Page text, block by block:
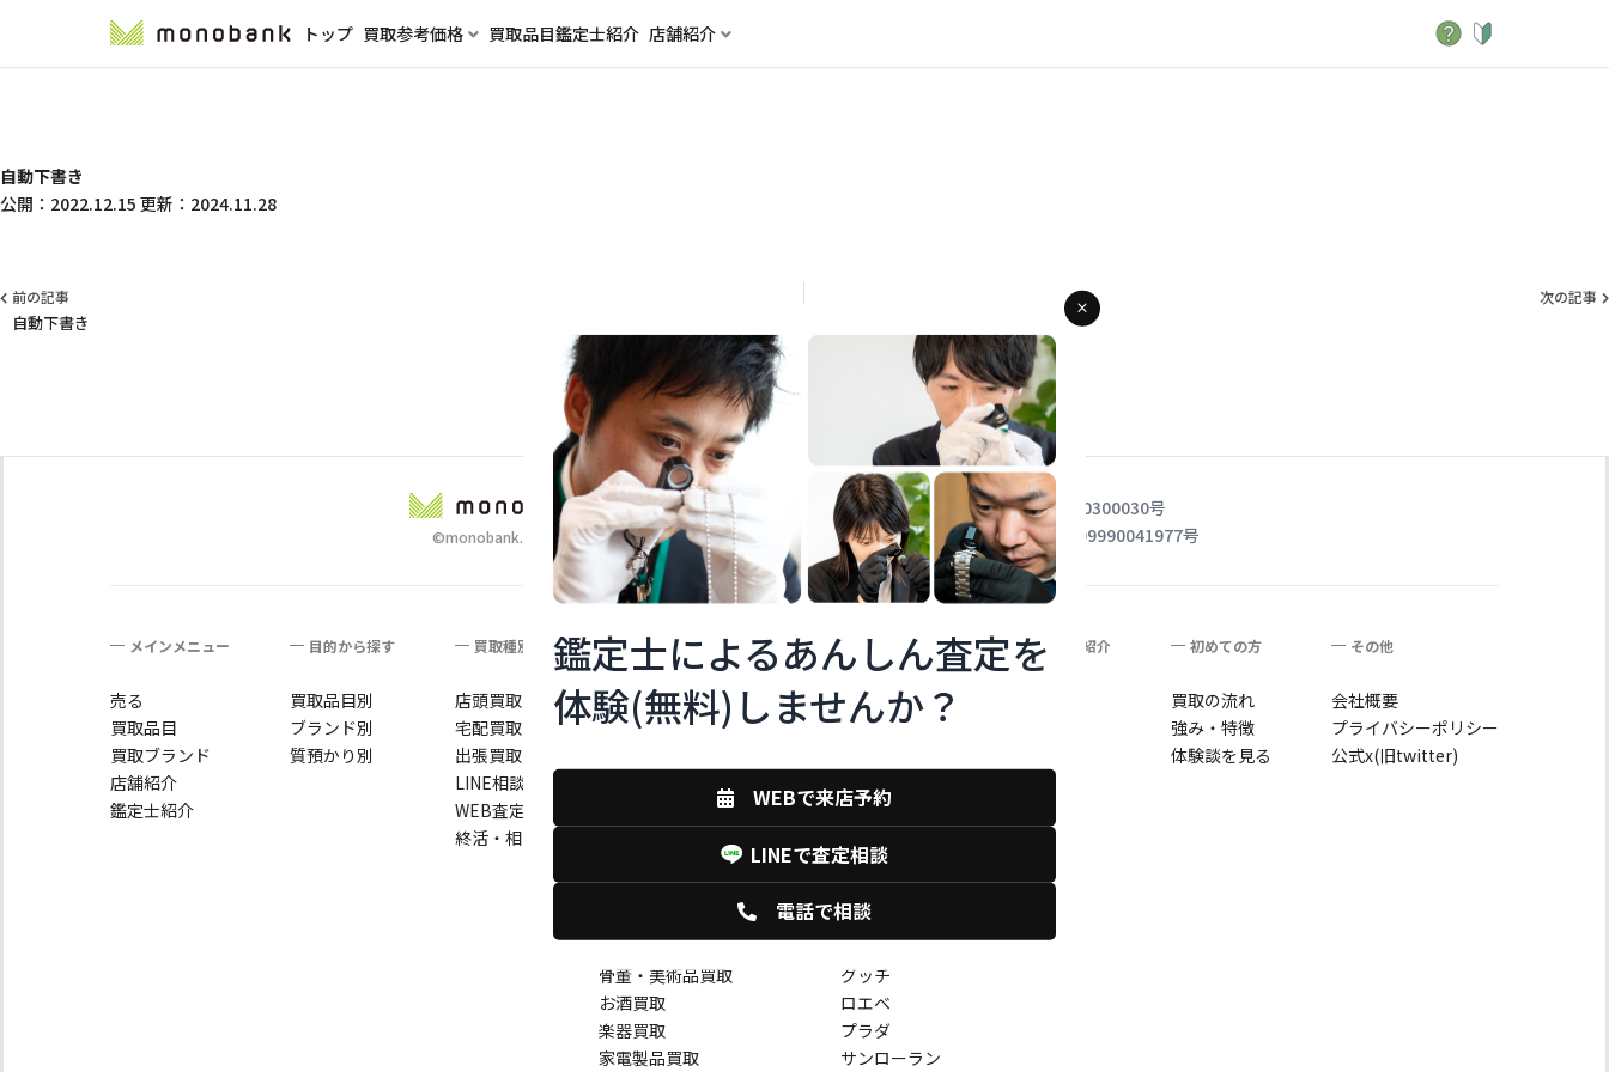
トップ 買取参考価格 買取品目鑑定士紹介 店舗紹介
自動下書き
公開： 2022.12.15 更新： 2024.11.28
前の記事
自動下書き
次の記事
©monobank.co.,ltd
【山口県公安委員会 古物商許可証】株式会社吉田屋 第741240300030号
【福岡県公安委員会 古物商許可証】株式会社トレードバンク 第909990041977号
メインメニュー
売る
買取品目
買取ブランド
店舗紹介
鑑定士紹介
目的から探す
買取品目別
ブランド別
質預かり別
買取種別
店頭買取
宅配買取
出張買取
LINE相談
WEB査定
終活・相談
買取品目
宝石買取
バッグ買取
ブランドジュエリー買取
金・プラチナ買取
着物買取
骨董・美術品買取
お酒買取
楽器買取
家電製品買取
買取ブランド
カルティエ
オメガ
セイコー
ティファニー
ボッテガヴィネタ
シャネル
フェンディ
グッチ
ロエベ
プラダ
サンローラン
店舗紹介 初めての方
買取の流れ
強み・特徴
体験談を見る
その他
会社概要
プライバシーポリシー
公式x(旧twitter)
鑑定士によるあんしん査定を
体験(無料)しませんか？
WEBで来店予約
LINEで査定相談
電話で相談